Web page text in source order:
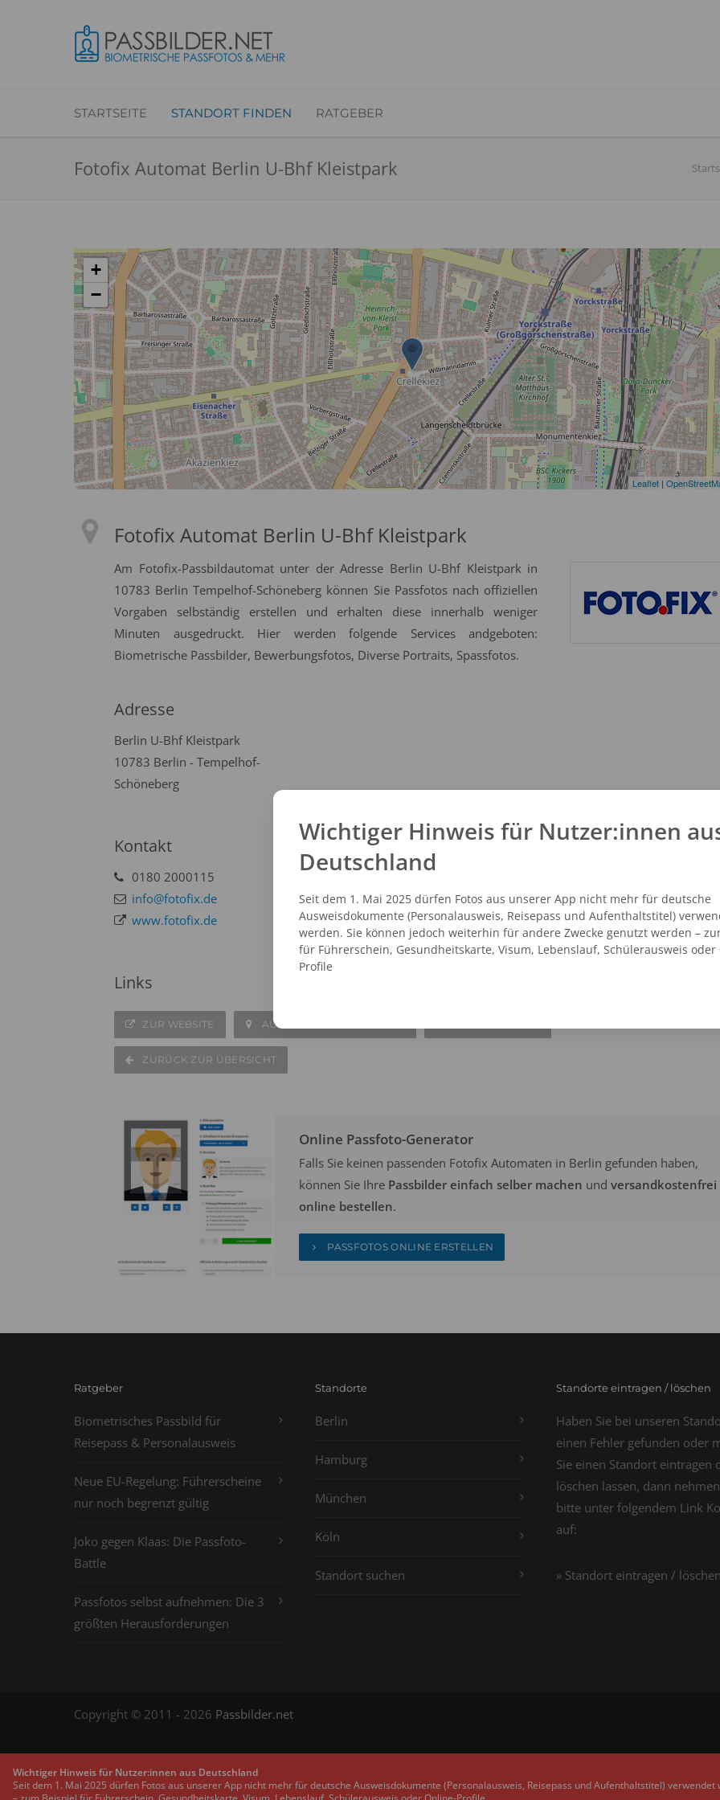
STARTSEITE STANDORT FINDEN RATGEBER
Fotofix Automat Berlin U-Bhf Kleistpark
+
−
Leaflet |
Fotofix Automat Berlin U-Bhf Kleistpark
Am Fotofix-Passbildautomat unter der Adresse Berlin U-Bhf Kleistpark in
10783 Berlin Tempelhof-Schöneberg können Sie Passfotos nach offiziellen
Vorgaben selbständig erstellen und erhalten diese innerhalb weniger
Minuten ausgedruckt. Hier werden folgende Services andgeboten:
Biometrische Passbilder, Bewerbungsfotos, Diverse Portraits, Spassfotos.
Adresse
Berlin U-Bhf Kleistpark
10783 Berlin - Tempelhof-
Schöneberg
Kontakt
0180 2000115
info@fotofix.de
www.fotofix.de
Links
ZUR WEBSITE AUF DER KARTE ANZEIGEN
ZURÜCK ZUR ÜBERSICHT
Online Passfoto-Generator
Falls Sie keinen passenden Fotofix Automaten in Berlin gefunden haben,
können Sie Ihre Passbilder einfach selber machen und versandkostenfrei
online bestellen.
PASSFOTOS ONLINE ERSTELLEN
Ratgeber
Biometrisches Passbild für
Reisepass & Personalausweis
Neue EU-Regelung: Führerscheine
nur noch begrenzt gültig
Joko gegen Klaas: Die Passfoto-
Battle
Passfotos selbst aufnehmen: Die 3
größten Herausforderungen
Standorte
Berlin
Hamburg
München
Köln
Standort suchen
Standorte eintragen / löschen
Haben Sie bei unseren
einen Fehler gefunden oder
Sie einen Standort eintragen
löschen lassen, dann
bitte unter folgendem Link
auf:
» Standort eintragen / löschen
Copyright © 2011 - 2026 Passbilder.net
Wichtiger Hinweis für Nutzer:innen aus Deutschland
Seit dem 1. Mai 2025 dürfen Fotos aus unserer App nicht mehr für deutsche Ausweisdokumente (Personalausweis, Reisepass und Aufenthaltstitel)
Wichtiger Hinweis für Nutzer:innen
Deutschland
Seit dem 1. Mai 2025 dürfen Fotos aus unserer App nicht mehr für deutsche
Ausweisdokumente (Personalausweis, Reisepass und Aufenthaltstitel)
werden. Sie können jedoch weiterhin für andere Zwecke genutzt werden –
für Führerschein, Gesundheitskarte, Visum, Lebenslauf, Schülerausweis oder
Profile